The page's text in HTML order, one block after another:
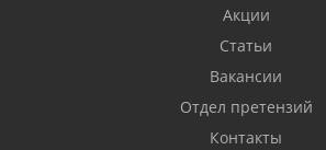
Акции
Статьи
Вакансии
Отдел претензий
Контакты